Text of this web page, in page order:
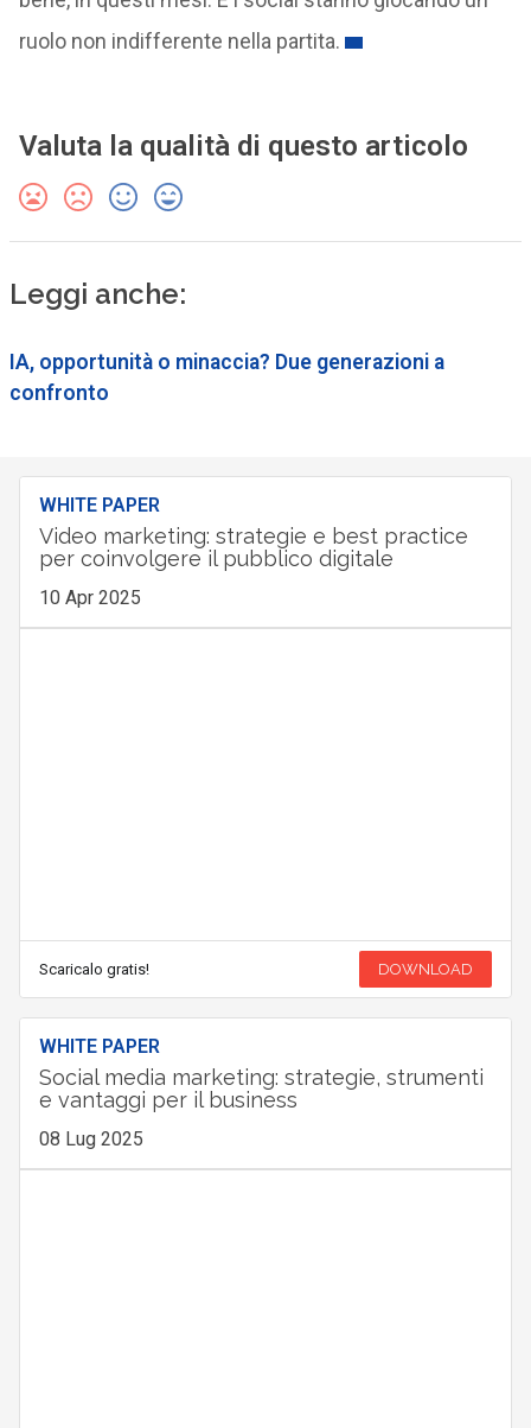
ruolo non indifferente nella partita.
Valuta la qualità di questo articolo
Leggi anche:
IA, opportunità o minaccia? Due generazioni a
confronto
WHITE PAPER
Video marketing: strategie e best practice
per coinvolgere il pubblico digitale
10 Apr 2025
Scaricalo gratis! DOWNLOAD
WHITE PAPER
Social media marketing: strategie, strumenti
e vantaggi per il business
08 Lug 2025